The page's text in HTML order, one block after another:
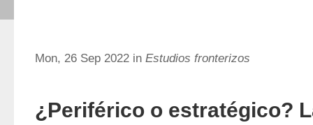
Mon, 26 Sep 2022 in Estudios fronterizos
¿Periférico o estratégico?